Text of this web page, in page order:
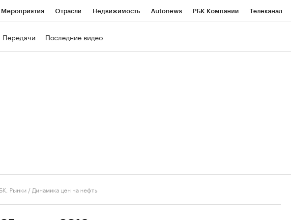
Мероприятия Отрасли Недвижимость Autonews РБК Компании Телеканал
Передачи Последние видео
Рынки / Динамика цен на нефть